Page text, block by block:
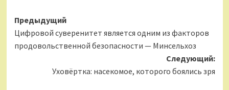
Навигация
записи
Предыдущий
Цифровой суверенитет является одним из факторов
продовольственной безопасности — Минсельхоз
Следующий:
Уховёртка: насекомое, которого боялись зря